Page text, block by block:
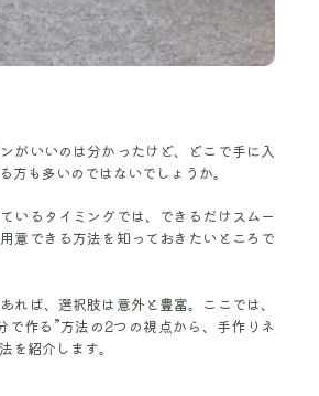
ンがいいのは分かったけど、どこで手に入
方も多いのではないでしょうか。
いるタイミングでは、できるだけスムー
意できる方法を知っておきたいところで
れば、選択肢は意外と豊富。ここでは、
で作る”方法の2つの視点から、手作りネ
を紹介します。